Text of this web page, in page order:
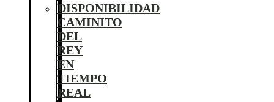
DISPONIBILIDAD
CAMINITO
DEL
REY
EN
TIEMPO
REAL